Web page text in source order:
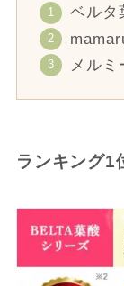
ベルタ
メルミ
ランキング1